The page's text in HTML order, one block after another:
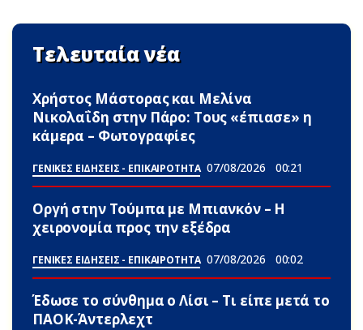
Τελευταία νέα
Χρήστος Μάστορας και Μελίνα
Νικολαΐδη στην Πάρο: Τους «έπιασε» η
κάμερα – Φωτογραφίες
ΓΕΝΙΚΕΣ ΕΙΔΗΣΕΙΣ - ΕΠΙΚΑΙΡΟΤΗΤΑ 07/08/2026 00:21
Οργή στην Τούμπα με Μπιανκόν – Η
χειρονομία προς την εξέδρα
ΓΕΝΙΚΕΣ ΕΙΔΗΣΕΙΣ - ΕΠΙΚΑΙΡΟΤΗΤΑ 07/08/2026 00:02
Έδωσε το σύνθημα ο Λίσι – Τι είπε μετά το
ΠΑΟΚ-Άντερλεχτ